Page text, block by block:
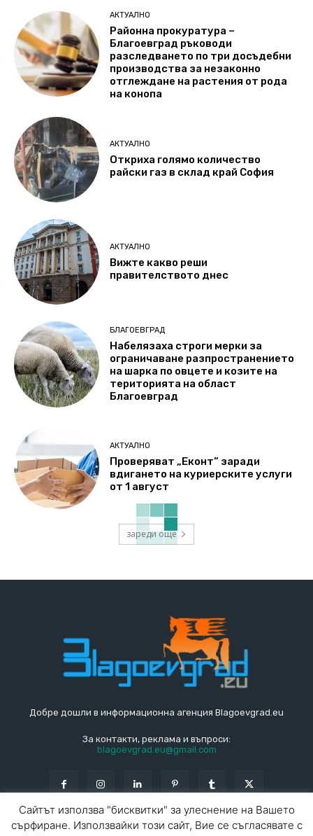
АКТУАЛНО
Районна прокуратура –
Благоевград ръководи
разследването по три досъдебни
производства за незаконно
отглеждане на растения от рода
на конопа
АКТУАЛНО
Откриха голямо количество
райски газ в склад край София
АКТУАЛНО
Вижте какво реши
правителството днес
БЛАГОЕВГРАД
Набелязаха строги мерки за
ограничаване разпространението
на шарка по овцете и козите на
територията на област
Благоевград
АКТУАЛНО
Проверяват „Еконт“ заради
вдигането на куриерските услуги
от 1 август
зареди още
Добре дошли в информационна агенция Blagoevgrad.eu
За контакти, реклама и въпроси:
blagoevgrad.eu@gmail.com
Сайтът използва "бисквитки" за улеснение на Вашето
сърфиране. Използвайки този сайт, Вие се съгласявате с